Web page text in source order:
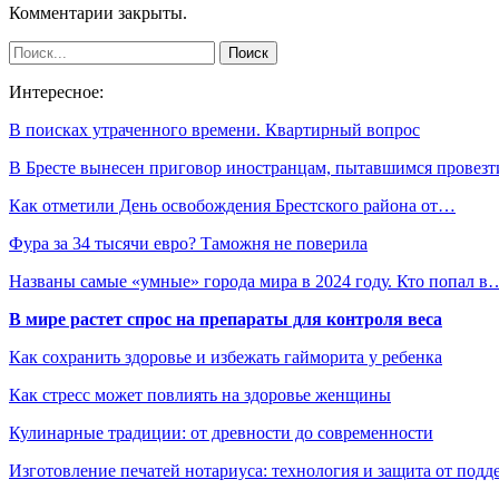
Комментарии закрыты.
Интересное:
В поисках утраченного времени. Квартирный вопрос
В Бресте вынесен приговор иностранцам, пытавшимся
Как отметили День освобождения Брестского района от…
Фура за 34 тысячи евро? Таможня не поверила
Названы самые «умные» города мира в 2024 году. Кто попал
В мире растет спрос на препараты для контроля веса
Как сохранить здоровье и избежать гайморита у ребенка
Как стресс может повлиять на здоровье женщины
Кулинарные традиции: от древности до современности
Изготовление печатей нотариуса: технология и защита от